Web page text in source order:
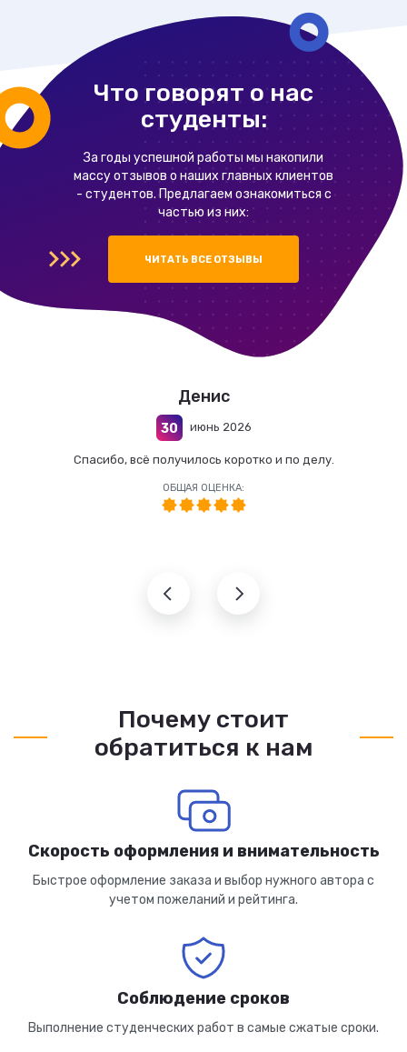
Что говорят о нас
студенты:
За годы успешной работы мы накопили
массу отзывов о наших главных клиентов
- студентов. Предлагаем ознакомиться с
частью из них:
ЧИТАТЬ ВСЕ ОТЗЫВЫ
Денис
30 июнь 2026
Спасибо, всё получилось коротко и по делу.
ОБЩАЯ ОЦЕНКА:
Почему стоит
обратиться к нам
Скорость оформления и внимательность
Быстрое оформление заказа и выбор нужного автора с
учетом пожеланий и рейтинга.
Соблюдение сроков
Выполнение студенческих работ в самые сжатые сроки.